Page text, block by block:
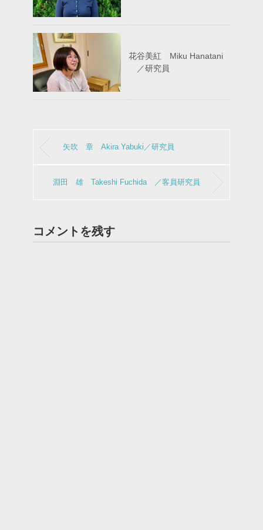
花谷美紅 Miku Hanatani
／研究員
矢吹 章 Akira Yabuki／研究員
淵田 雄 Takeshi Fuchida ／客員研究員
コメントを残す